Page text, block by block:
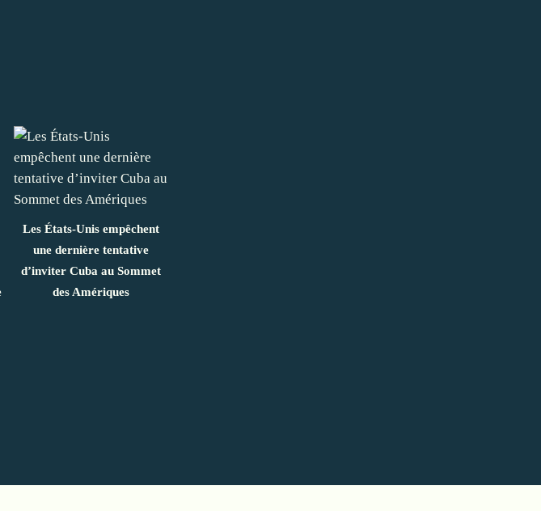
Les États-Unis empêchent
une dernière tentative
d’inviter Cuba au Sommet
des Amériques